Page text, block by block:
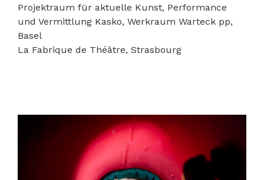
Projektraum für aktuelle Kunst, Performance
und Vermittlung Kasko, Werkraum Warteck pp,
Basel
La Fabrique de Théâtre, Strasbourg